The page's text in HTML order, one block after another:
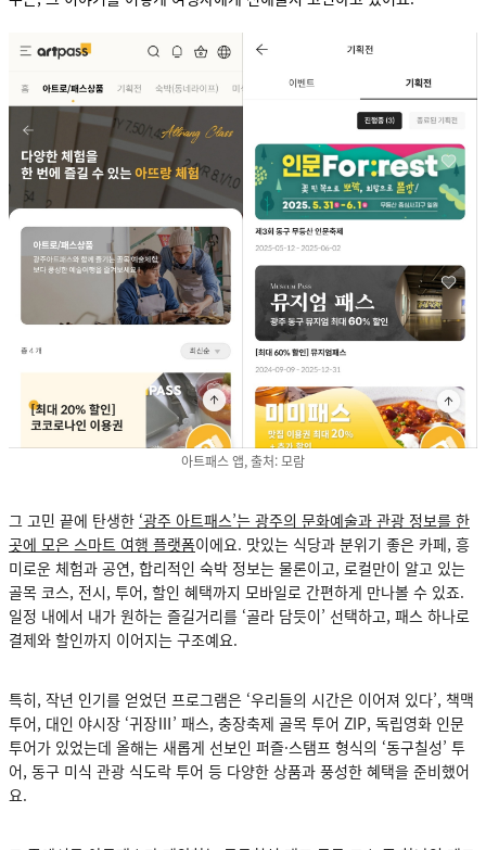
아트패스 앱, 출처: 모람
그 고민 끝에 탄생한 ‘광주 아트패스’는 광주의 문화예술과 관광 정보를 한
곳에 모은 스마트 여행 플랫폼이에요. 맛있는 식당과 분위기 좋은 카페, 흥
미로운 체험과 공연, 합리적인 숙박 정보는 물론이고, 로컬만이 알고 있는
골목 코스, 전시, 투어, 할인 혜택까지 모바일로 간편하게 만나볼 수 있죠.
일정 내에서 내가 원하는 즐길거리를 ‘골라 담듯이’ 선택하고, 패스 하나로
결제와 할인까지 이어지는 구조예요.
특히, 작년 인기를 얻었던 프로그램은 ‘우리들의 시간은 이어져 있다’, 책맥
투어, 대인 야시장 ‘귀장Ⅲ’ 패스, 충장축제 골목 투어 ZIP, 독립영화 인문
투어가 있었는데 올해는 새롭게 선보인 퍼즐·스탬프 형식의 ‘동구칠성’ 투
어, 동구 미식 관광 식도락 투어 등 다양한 상품과 풍성한 혜택을 준비했어
요.